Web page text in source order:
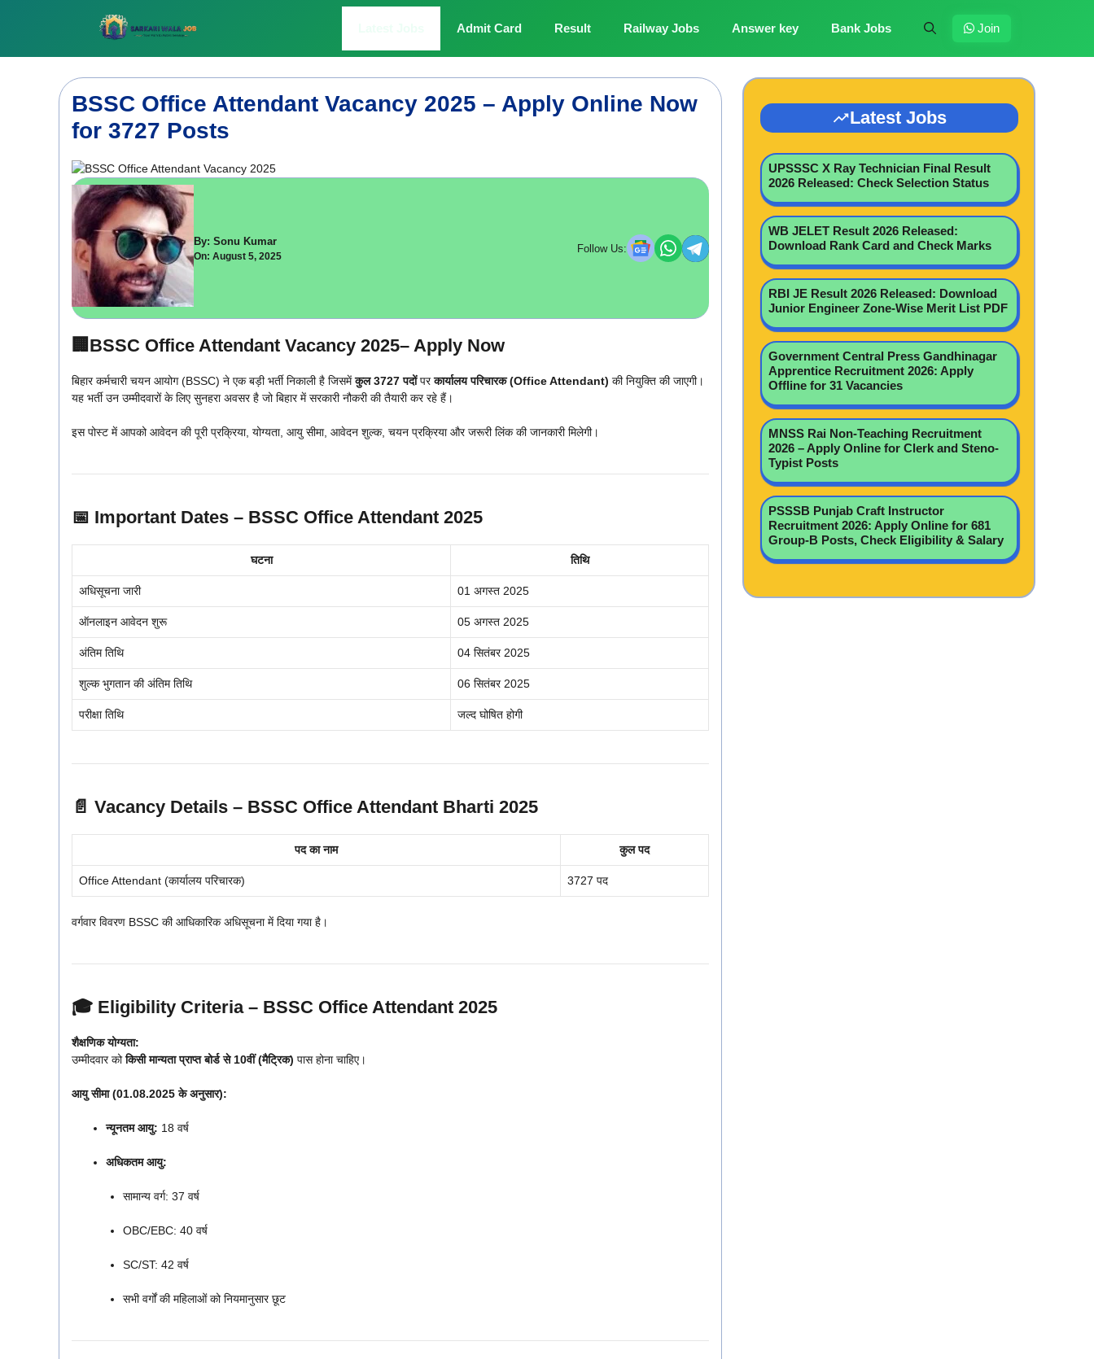
Admit Card Result Railway Jobs Answer key Bank Jobs Join
BSSC Office Attendant Vacancy 2025 – Apply Online Now
for 3727 Posts
By: Sonu Kumar
On: August 5, 2025
Follow Us:
🏢BSSC Office Attendant Vacancy 2025– Apply Now
बिहार कर्मचारी चयन आयोग (BSSC) ने एक बड़ी भर्ती निकाली है जिसमेंकुल 3727 पदोंपरकार्यालय परिचारक (Office Attendant) की नियुक्ति की जाएगी।
यह भर्ती उन उम्मीदवारों के लिए सुनहरा अवसर है जो बिहार में सरकारी नौकरी की तैयारी कर रहे हैं।
इस पोस्ट में आपको आवेदन की पूरी प्रक्रिया, योग्यता, आयु सीमा, आवेदन शुल्क, चयन प्रक्रिया और जरूरी लिंक की जानकारी मिलेगी।
📅 Important Dates – BSSC Office Attendant 2025
घटना तिथि
अधिसूचना जारी 01 अगस्त 2025
ऑनलाइन आवेदन शुरू 05 अगस्त 2025
अंतिम तिथि 04 सितंबर 2025
शुल्क भुगतान की अंतिम तिथि 06 सितंबर 2025
परीक्षा तिथि जल्द घोषित होगी
📄 Vacancy Details – BSSC Office Attendant Bharti 2025
पद का नाम कुल पद
Office Attendant (कार्यालय परिचारक) 3727 पद
वर्गवार विवरण BSSC की आधिकारिक अधिसूचना में दिया गया है।
🎓 Eligibility Criteria – BSSC Office Attendant 2025
शैक्षणिक योग्यता:
उम्मीदवार कोकिसी मान्यता प्राप्त बोर्ड से 10वीं (मैट्रिक) पास होना चाहिए।
आयु सीमा (01.08.2025 के अनुसार):
न्यूनतम आयु: 18 वर्ष
अधिकतम आयु:
सामान्य वर्ग: 37 वर्ष
OBC/EBC: 40 वर्ष
SC/ST: 42 वर्ष
सभी वर्गों की महिलाओं को नियमानुसार छूट
Latest Jobs
UPSSSC X Ray Technician Final Result
2026 Released: Check Selection Status
WB JELET Result 2026 Released:
Download Rank Card and Check Marks
RBI JE Result 2026 Released: Download
Junior Engineer Zone-Wise Merit List PDF
Government Central Press Gandhinagar
Apprentice Recruitment 2026: Apply
Offline for 31 Vacancies
MNSS Rai Non-Teaching Recruitment
2026 – Apply Online for Clerk and Steno-
Typist Posts
PSSSB Punjab Craft Instructor
Recruitment 2026: Apply Online for 681
Group-B Posts, Check Eligibility & Salary